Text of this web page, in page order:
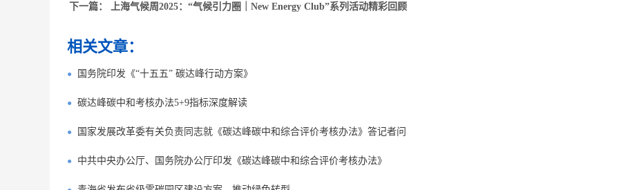
下一篇： 上海气候周2025：“气候引力圈｜New Energy Club”系列活动精彩回顾
相关文章：
国务院印发《“十五五” 碳达峰行动方案》
碳达峰碳中和考核办法5+9指标深度解读
国家发展改革委有关负责同志就《碳达峰碳中和综合评价考核办法》答记者问
中共中央办公厅、国务院办公厅印发《碳达峰碳中和综合评价考核办法》